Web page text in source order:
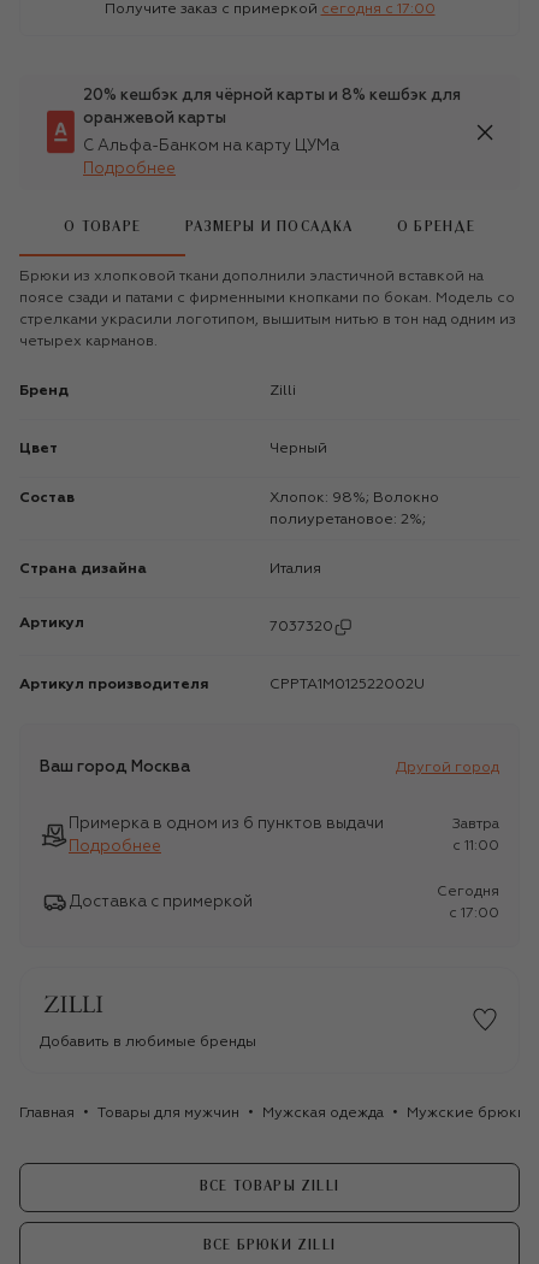
Получите заказ с примеркой сегодня c 17:00
20% кешбэк для чёрной карты и 8% кешбэк для
оранжевой карты
С Альфа-Банком на карту ЦУМа
Подробнее
О ТОВАРЕ РАЗМЕРЫ И ПОСАДКА О БРЕНДЕ
Брюки из хлопковой ткани дополнили эластичной вставкой на
поясе сзади и патами с фирменными кнопками по бокам. Модель со
стрелками украсили логотипом, вышитым нитью в тон над одним из
четырех карманов.
Бренд Zilli
Цвет Черный
Состав
Хлопок: 98%; Волокно
полиуретановое: 2%;
Страна дизайна Италия
Артикул 7037320
Артикул производителя CPPTA1M012522002U
Ваш город Москва Другой город
Примерка в одном из 6 пунктов выдачи
Подробнее
Завтра
c 11:00
Доставка с примеркой
Сегодня
c 17:00
Добавить в любимые бренды
Главная Товары для мужчин Мужская одежда Мужские брюки
ВСЕ ТОВАРЫ ZILLI
ВСЕ БРЮКИ ZILLI